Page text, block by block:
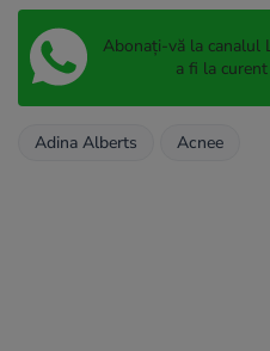
Abonați-vă la canalul
a fi la
Adina Alberts Acnee